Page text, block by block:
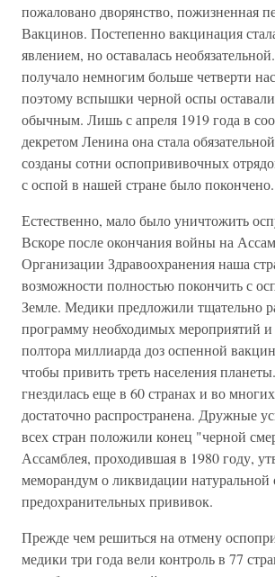
пожаловано дворянство, пожизненная
Вакцинов. Постепенно вакцинация
явлением, но оставалась
получало немногим больше четверти
поэтому вспышки черной оспы
обычным. Лишь с апреля 1919 года в
декретом Ленина она стала
созданы сотни оспопрививочных
с оспой в нашей стране было покончено.
Естественно, мало было уничтожить
Вскоре после окончания войны на
Организации Здравоохранения наша
возможности полностью покончить с
Земле. Медики предложили тщательно
программу необходимых мероприятий и
полтора миллиарда доз оспенной
чтобы привить треть населения
гнездилась еще в 60 странах и во
достаточно распространена. Дружные
всех стран положили конец "черной
Ассамблея, проходившая в 1980 году,
меморандум о ликвидации
предохранительных прививок.
Прежде чем решиться на отмену
медики три года вели контроль в 77